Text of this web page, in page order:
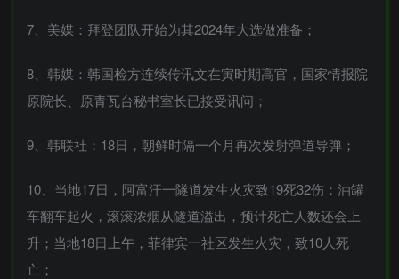
7、美媒：拜登团队开始为其2024年大选做准备；
8、韩媒：韩国检方连续传讯文在寅时期高官，国家情报院
原院长、原青瓦台秘书室长已接受讯问；
9、韩联社：18日，朝鲜时隔一个月再次发射弹道导弹；
10、当地17日，阿富汗一隧道发生火灾致19死32伤：油罐
车翻车起火，滚滚浓烟从隧道溢出，预计死亡人数还会上
升；当地18日上午，菲律宾一社区发生火灾，致10人死
亡；